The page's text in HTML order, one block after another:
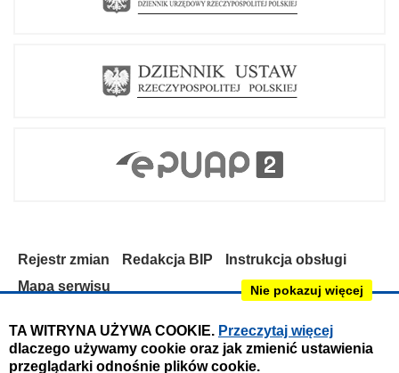
TA WITRYNA UŻYWA COOKIE. Przeczytaj więcej
dlaczego używamy cookie oraz jak zmienić ustawienia
przeglądarki odnośnie plików cookie.
Nie pokazuj więcej
Rejestr zmian Redakcja BIP
Instrukcja obsługi
Mapa serwisu
Obsługa i nadzór techniczny: